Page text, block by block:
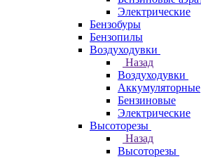
Электрические
Бензобуры
Бензопилы
Воздуходувки
Назад
Воздуходувки
Аккумуляторные
Бензиновые
Электрические
Высоторезы
Назад
Высоторезы